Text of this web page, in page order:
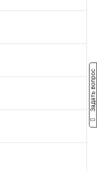
Задать вопрос